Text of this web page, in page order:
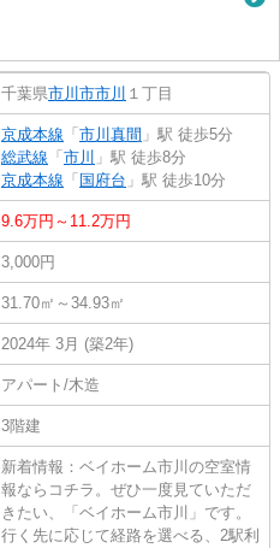
千葉県市川市市川 １丁目
京成本線 「 市川真間 」駅 徒歩5分
総武線 「 市川 」駅 徒歩8分
京成本線 「 国府台 」駅 徒歩10分
9.6万円～11.2万円
3,000円
31.70㎡～34.93㎡
2024年 3月 (築2年)
アパート/木造
3階建
新着情報：ベイホーム市川の空室情
報ならコチラ。ぜひ一度見ていただ
きたい、「ベイホーム市川」です。
行く先に応じて経路を選べる、2駅利